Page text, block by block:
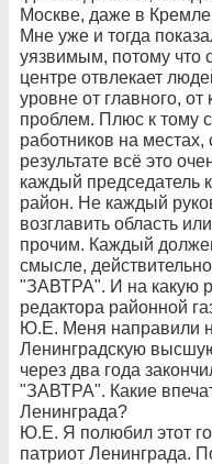
Москве, даже в
Мне уже и тогда
уязвимым, потому что
центре отвлекает
уровне от главного, от
проблем. Плюс к тому
работников на местах,
результате всё это
каждый председатель
район. Не каждый
возглавить область
прочим. Каждый
смысле,
"ЗАВТРА". И на какую
редактора районной
Ю.Е. Меня направили
Ленинградскую
через два года
"ЗАВТРА". Какие
Ленинграда?
Ю.Е. Я полюбил этот
патриот Ленинграда.